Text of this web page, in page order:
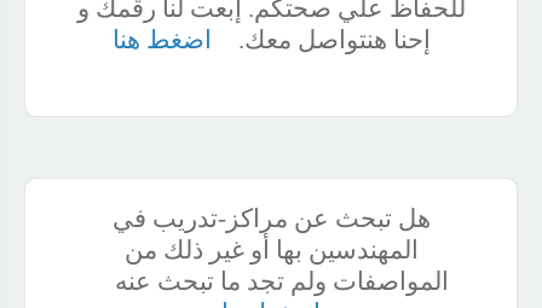
للحفاظ علي صحتكم. إبعت لنا رقمك و
إحنا هنتواصل معك.
اضغط هنا
هل تبحث عن مراكز-تدريب في
المهندسين بها أو غير ذلك من
المواصفات ولم تجد ما تبحث عنه